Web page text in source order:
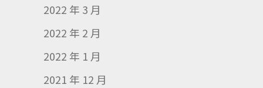
2022 年 3 月
2022 年 2 月
2022 年 1 月
2021 年 12 月